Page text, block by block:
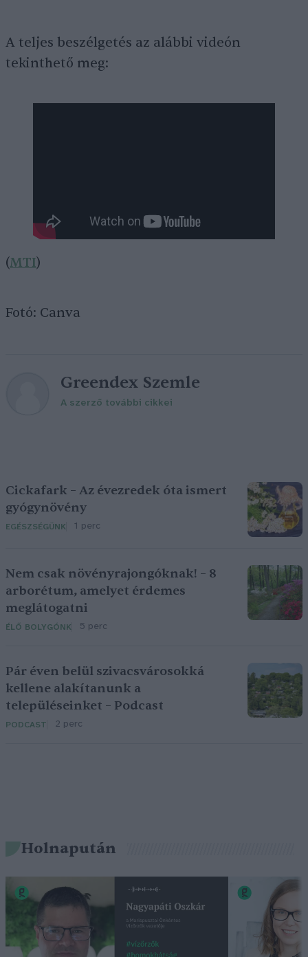
A teljes beszélgetés az alábbi videón
tekinthető meg:
(MTI)
Fotó: Canva
Greendex Szemle
A szerző további cikkei
Cickafark – Az évezredek óta ismert
gyógynövény
EGÉSZSÉGÜNK 1 perc
Nem csak növényrajongóknak! – 8
arborétum, amelyet érdemes
meglátogatni
ÉLŐ BOLYGÓNK 5 perc
Pár éven belül szivacsvárosokká
kellene alakítanunk a
településeinket – Podcast
PODCAST 2 perc
Holnapután